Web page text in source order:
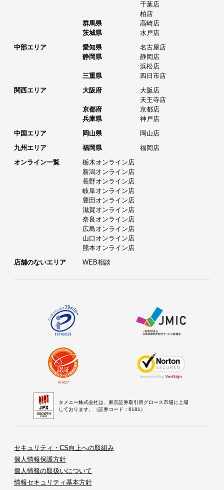
千葉店
柏店
群馬県
高崎店
茨城県
水戸店
中部エリア
愛知県
名古屋店
静岡県
静岡店
浜松店
三重県
四日市店
関西エリア
大阪府
大阪店
天王寺店
京都府
京都店
兵庫県
神戸店
中国エリア
岡山県
岡山店
九州エリア
福岡県
福岡店
オンライン一覧
栃木オンライン店
新潟オンライン店
長野オンライン店
岐阜オンライン店
豊田オンライン店
滋賀オンライン店
奈良オンライン店
広島オンライン店
山口オンライン店
熊本オンライン店
店舗のないエリア
WEB相談
タメニー株式会社は、東京証券取引所グロース市場に上場
しております。（証券コード：6181）
セキュリティ・CS向上への取組み
個人情報保護方針
個人情報の取扱いについて
情報セキュリティ基本方針